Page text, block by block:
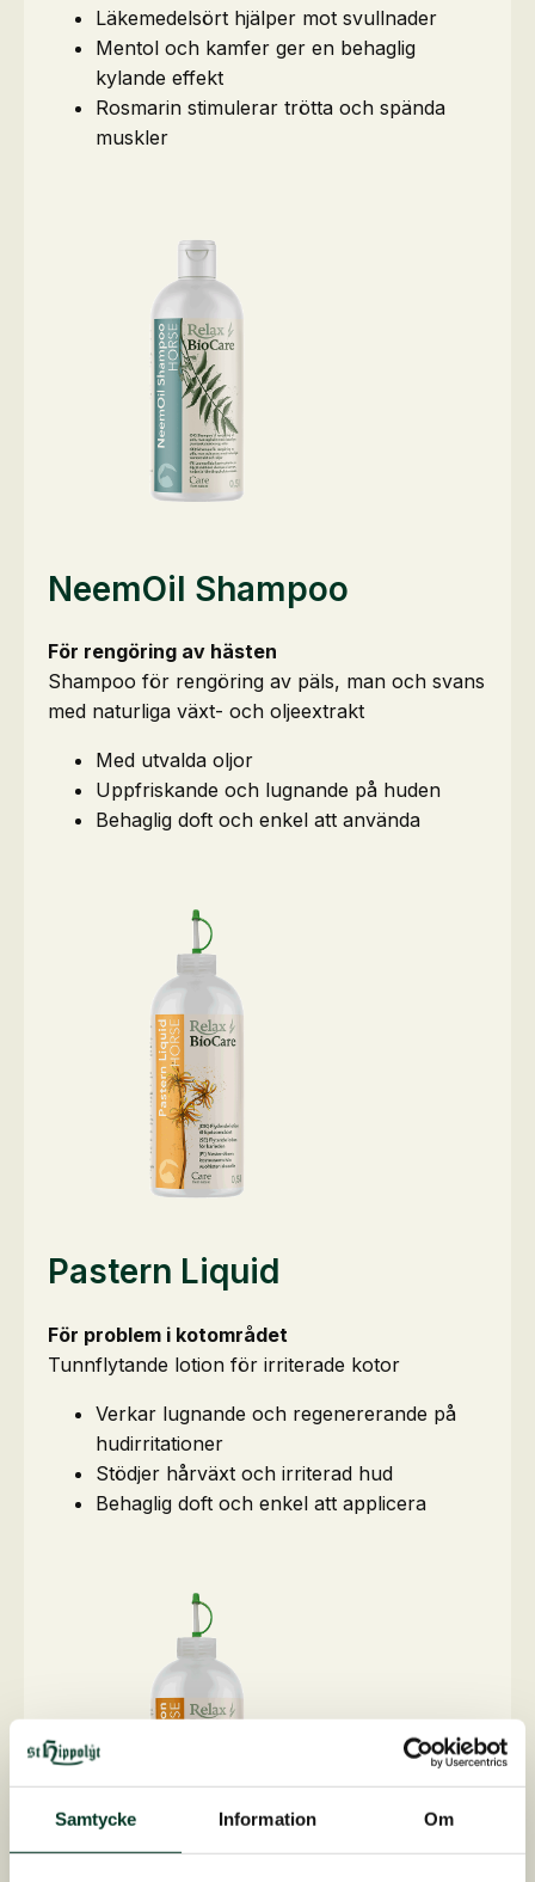
Samtycke Information Om
Läkemedelsört hjälper mot svullnader
Mentol och kamfer ger en behaglig
kylande effekt
Rosmarin stimulerar trötta och spända
muskler
NeemOil Shampoo
För rengöring av hästen
Shampoo för rengöring av päls, man och svans
med naturliga växt- och oljeextrakt
Med utvalda oljor
Uppfriskande och lugnande på huden
Behaglig doft och enkel att använda
Pastern Liquid
För problem i kotområdet
Tunnflytande lotion för irriterade kotor
Verkar lugnande och regenererande på
hudirritationer
Stödjer hårväxt och irriterad hud
Behaglig doft och enkel att applicera